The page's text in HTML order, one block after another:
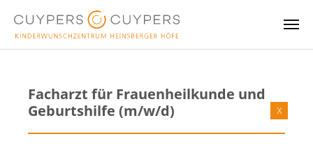
Skip to main content
Facharzt für Frauenheilkunde und
Geburtshilfe (m/w/d)
x